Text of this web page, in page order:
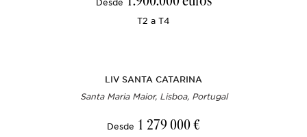
T2 a T4
LIV SANTA CATARINA
Santa Maria Maior, Lisboa, Portugal
Desde 1 279 000 €